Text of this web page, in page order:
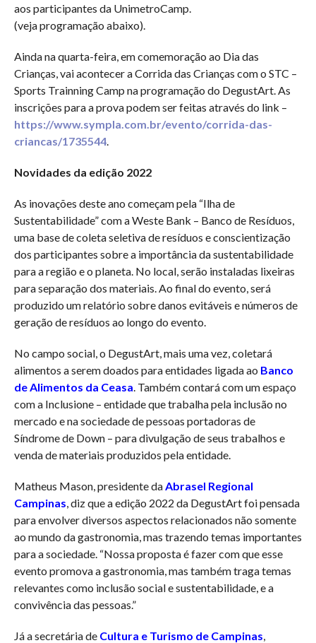
aos participantes da UnimetroCamp.
(veja programação abaixo).
Ainda na quarta-feira, em comemoração ao Dia das
Crianças, vai acontecer a Corrida das Crianças com o STC –
Sports Trainning Camp na programação do DegustArt. As
inscrições para a prova podem ser feitas através do link –
https://www.sympla.com.br/evento/corrida-das-
criancas/1735544.
Novidades da edição 2022
As inovações deste ano começam pela “Ilha de
Sustentabilidade” com a Weste Bank – Banco de Resíduos,
uma base de coleta seletiva de resíduos e conscientização
dos participantes sobre a importância da sustentabilidade
para a região e o planeta. No local, serão instaladas lixeiras
para separação dos materiais. Ao final do evento, será
produzido um relatório sobre danos evitáveis e números de
geração de resíduos ao longo do evento.
No campo social, o DegustArt, mais uma vez, coletará
alimentos a serem doados para entidades ligada ao Banco
de Alimentos da Ceasa. Também contará com um espaço
com a Inclusione – entidade que trabalha pela inclusão no
mercado e na sociedade de pessoas portadoras de
Síndrome de Down – para divulgação de seus trabalhos e
venda de materiais produzidos pela entidade.
Matheus Mason, presidente daAbrasel Regional
Campinas, diz que a edição 2022 da DegustArt foi pensada
para envolver diversos aspectos relacionados não somente
ao mundo da gastronomia, mas trazendo temas importantes
para a sociedade. “Nossa proposta é fazer com que esse
evento promova a gastronomia, mas também traga temas
relevantes como inclusão social e sustentabilidade, e a
convivência das pessoas.”
Já a secretária de Cultura e Turismo de Campinas,